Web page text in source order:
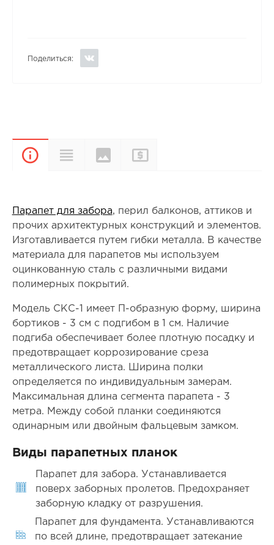
Поделиться:
ОписаниеХарактеристики
Цвета и
покрытия
Парапет для забора, перил балконов, аттиков и
прочих архитектурных конструкций и элементов.
Изготавливается путем гибки металла. В качестве
материала для парапетов мы используем
оцинкованную сталь с различными видами
полимерных покрытий.
Модель СКС-1 имеет П-образную форму, ширина
бортиков - 3 см с подгибом в 1 см. Наличие
подгиба обеспечивает более плотную посадку и
предотвращает коррозирование среза
металлического листа. Ширина полки
определяется по индивидуальным замерам.
Максимальная длина сегмента парапета - 3
метра. Между собой планки соединяются
одинарным или двойным фальцевым замком.
Виды парапетных планок
Парапет для забора. Устанавливается
поверх заборных пролетов. Предохраняет
заборную кладку от разрушения.
Парапет для фундамента. Устанавливаются
по всей длине, предотвращает затекание